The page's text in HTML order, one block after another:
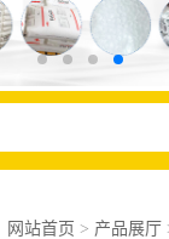
网站首页 > 产品展厅